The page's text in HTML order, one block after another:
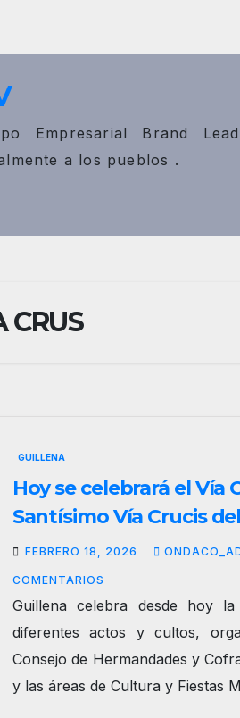
Empresarial Brand
a los pueblos .
CRUS
GUILLENA
Hoy se celebrará el Vía
Santísimo Vía Crucis
la Vera Cruz de Guillena
FEBRERO 18, 2026
COMENTARIOS
Guillena celebra desde hoy
diferentes actos y cultos,
Consejo de Hermandades y
y las áreas de Cultura y Fiestas